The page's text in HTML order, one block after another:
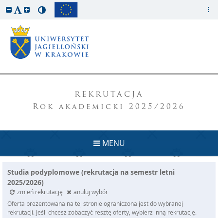
REKRUTACJA
Rok akademicki 2025/2026
MENU
Studia podyplomowe (rekrutacja na semestr letni
2025/2026)
zmień rekrutację
anuluj wybór
Oferta prezentowana na tej stronie ograniczona jest do wybranej
rekrutacji. Jeśli chcesz zobaczyć resztę oferty, wybierz inną rekrutację.